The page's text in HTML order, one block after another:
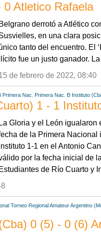
0 Atletico Rafaela
derrotó a Atlético
en una clara
tanto del encuentro. El
fue un justo ganador. La
de febrero de 2022, 08:40
Primera Nac. Primera Nac. B Instituto
1 - 1
Gloria y el León igualaron
de la Primera Nacional
1-1 en el Antonio
por la fecha inicial de
de Río Cuarto y
Torneo Regional AmateurArgentino
0 (5) - 0 (6)